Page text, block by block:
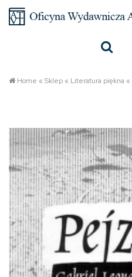
Home «Sklep« Literatura piękna «